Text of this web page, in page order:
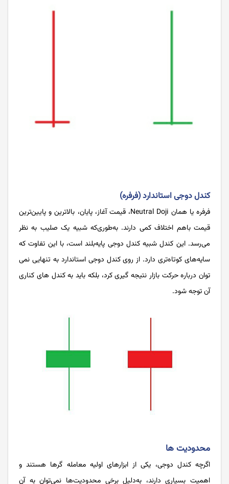
کندل دوجی استاندارد (فرفره)
فرفره یا همان Neutral Doji، قیمت آغاز، پایان، بالاترین و پایین‌ترین
قیمت باهم اختلاف کمی دارند. به‌طوری‌که شبیه یک صلیب به نظر
می‌رسد. این کندل شبیه کندل دوجی پایه‌بلند است، با این تفاوت که
سایه‌های کوتاه‌تری دارد. از روی کندل دوجی استاندارد به ‌تنهایی نمی
‌توان درباره حرکت بازار نتیجه‌ گیری کرد، بلکه باید به کندل‌ های کناری
آن توجه شود.
محدودیت ها
اگرچه کندل دوجی، یکی از ابزارهای اولیه معامله گرها هستند و
اهمیت بسیاری دارند، به‌دلیل برخی محدودیت‌ها نمی‌توان به آن